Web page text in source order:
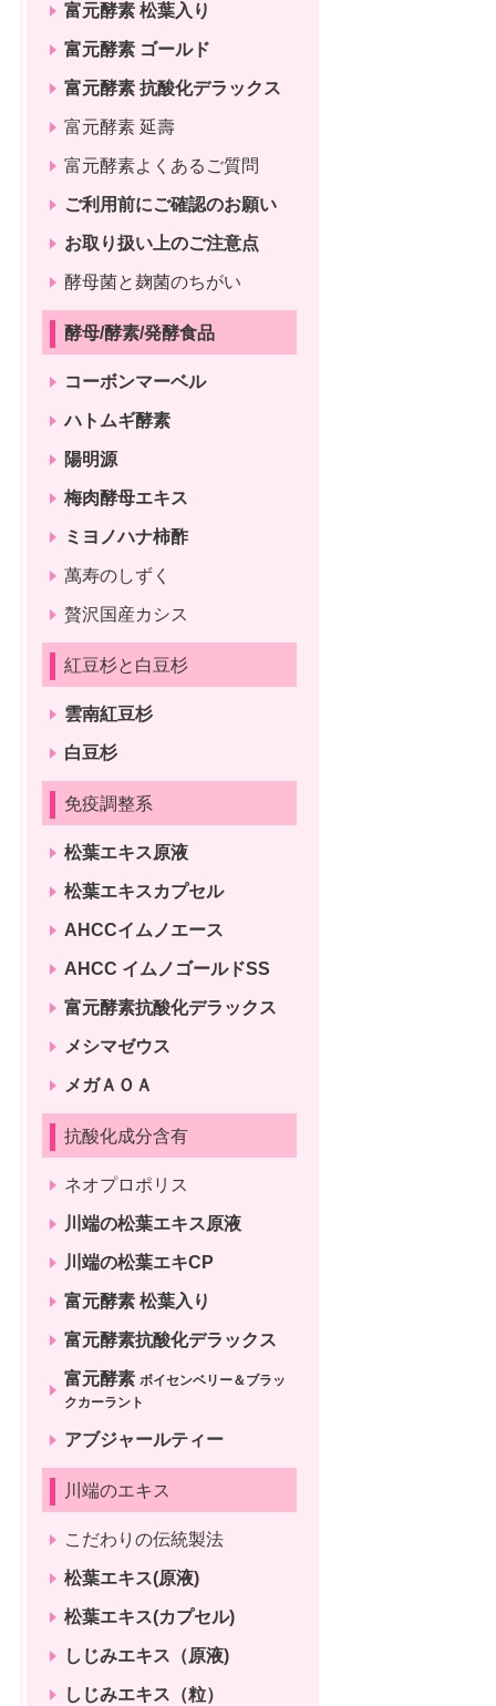
富元酵素 松葉入り
富元酵素 ゴールド
富元酵素 抗酸化デラックス
富元酵素 延壽
富元酵素よくあるご質問
ご利用前にご確認のお願い
お取り扱い上のご注意点
酵母菌と麹菌のちがい
酵母/酵素/発酵食品
コーボンマーベル
ハトムギ酵素
陽明源
梅肉酵母エキス
ミヨノハナ柿酢
萬寿のしずく
贅沢国産カシス
紅豆杉と白豆杉
雲南紅豆杉
白豆杉
免疫調整系
松葉エキス原液
松葉エキスカプセル
AHCCイムノエース
AHCC イムノゴールドSS
富元酵素抗酸化デラックス
メシマゼウス
メガＡＯＡ
抗酸化成分含有
ネオプロポリス
川端の松葉エキス原液
川端の松葉エキCP
富元酵素 松葉入り
富元酵素抗酸化デラックス
富元酵素 ボイセンベリー＆ブラッ
クカーラント
アブジャールティー
川端のエキス
こだわりの伝統製法
松葉エキス(原液)
松葉エキス(カプセル)
しじみエキス（原液)
しじみエキス（粒）